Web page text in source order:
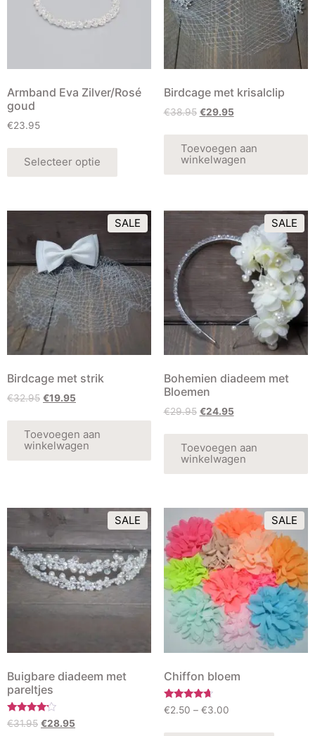
Armband Eva Zilver/Rosé
goud
€23.95
Selecteer optie
Birdcage met krisalclip
€38.95 €29.95
Toevoegen aan
winkelwagen
SALE
Birdcage met strik
€32.95 €19.95
Toevoegen aan
winkelwagen
SALE
Bohemien diadeem met
Bloemen
€29.95 €24.95
Toevoegen aan
winkelwagen
SALE
Buigbare diadeem met
pareltjes
Rated
4.00
€31.95 €28.95
SALE
Chiffon bloem
Rated
4.50
€2.50 – €3.00